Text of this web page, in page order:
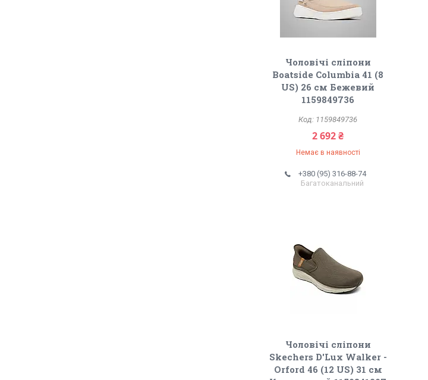
Чоловічі сліпони
Boatside Columbia 41 (8
US) 26 см Бежевий
1159849736
1159849736
2 692 ₴
Немає в наявності
+380 (95) 316-88-74
Багатоканальний
Чоловічі сліпони
Skechers D'Lux Walker -
Orford 46 (12 US) 31 см